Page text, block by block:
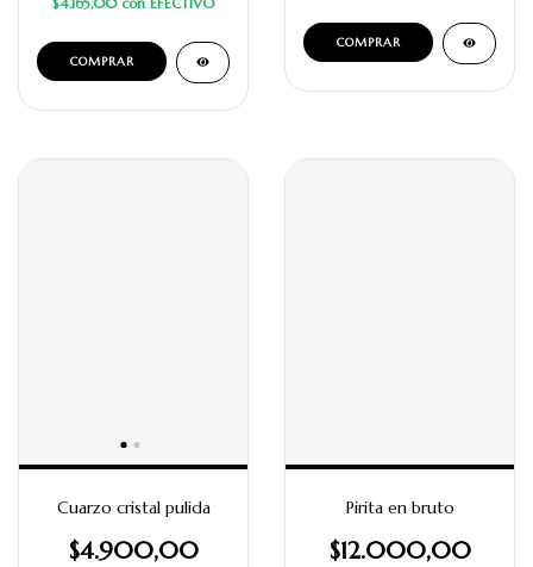
Cuarzo cristal pulida
$4.900,00
Pirita en bruto
$12.000,00